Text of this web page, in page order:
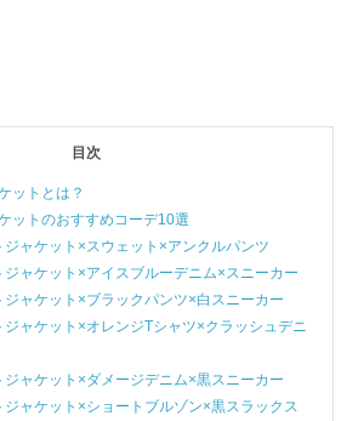
目次
ットとは？
ットのおすすめコーデ10選
ャケット×スウェット×アンクルパンツ
ャケット×アイスブルーデニム×スニーカー
ャケット×ブラックパンツ×白スニーカー
ャケット×オレンジTシャツ×クラッシュデニ
ャケット×ダメージデニム×黒スニーカー
ャケット×ショートブルゾン×黒スラックス